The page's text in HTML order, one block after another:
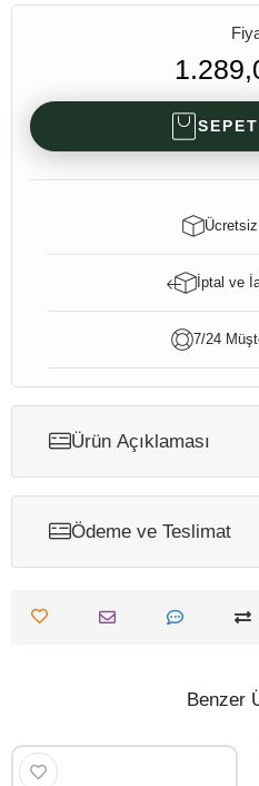
İptal ve
7/24
Ürün Açıklaması
Ödeme ve Teslimat
Benzer